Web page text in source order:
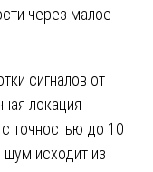
через малое
сигналов от
локация
точностью до 10
шум исходит из